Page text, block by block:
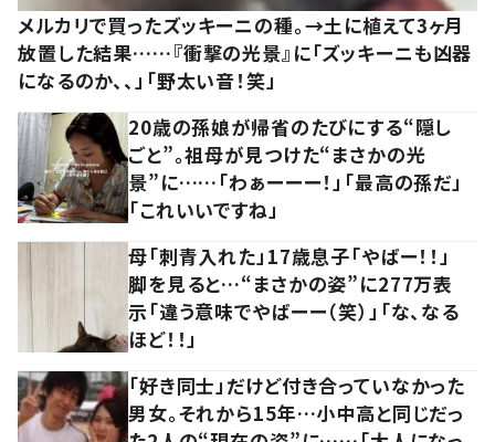
メルカリで買ったズッキーニの種。→土に植えて3ヶ月
放置した結果……『衝撃の光景』に「ズッキーニも凶器
になるのか、、」「野太い音！笑」
20歳の孫娘が帰省のたびにする“隠し
ごと”。祖母が見つけた“まさかの光
景”に……「わぁーーー！」「最高の孫だ」
「これいいですね」
母「刺青入れた」17歳息子「やばー！！」
脚を見ると…“まさかの姿”に277万表
示「違う意味でやばーー（笑）」「な、なる
ほど！！」
「好き同士」だけど付き合っていなかった
男女。それから15年…小中高と同じだっ